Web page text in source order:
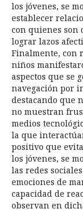
los jóvenes, se
establecer
con quienes son
lograr lazos
Finalmente, con
niños
aspectos que se
navegación por
destacando que
no muestran
medios
la que
positivo que
los jóvenes, se
las redes
emociones de
capacidad de
observan en